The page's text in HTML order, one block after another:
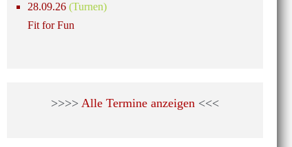
28.09.26 (Turnen)
Fit for Fun
>>>> Alle Termine anzeigen<<<